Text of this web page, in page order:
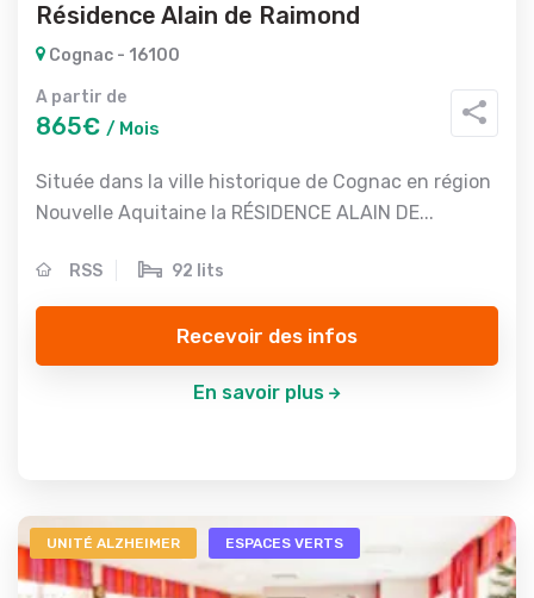
Résidence Alain de Raimond
Cognac - 16100
A partir de
865€ / Mois
Située dans la ville historique de Cognac en région
Nouvelle Aquitaine la RÉSIDENCE ALAIN DE...
RSS 92 lits
Recevoir des infos
En savoir plus
UNITÉ ALZHEIMER ESPACES VERTS